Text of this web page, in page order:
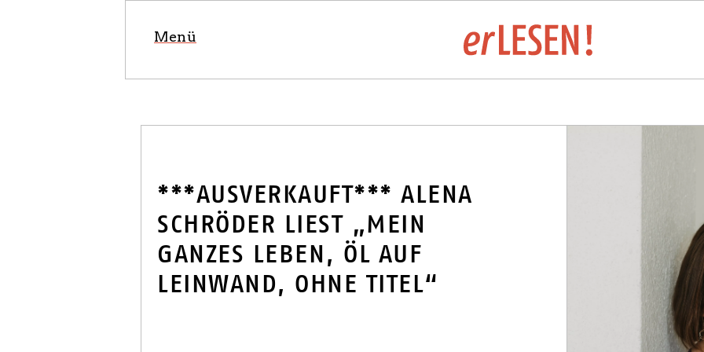
Menü
VERANSTALTUNGSÜBERSICHT
BUCHHANDLUNGEN UND
SAARLAND
***AUSVERKAUFT*** ALENA
SCHRÖDER LIEST „MEIN
GANZES LEBEN, ÖL AUF
LEINWAND, OHNE TITEL“